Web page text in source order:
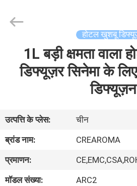
वीडियो
दिखाएँ
Market.
होटल खुशबू
1L बड़ी क्षमता वाला
डिफ्यूज़र सिनेमा के
डिफ्यूज़न
उत्पत्ति के प्लेस:
चीन
ब्रांड नाम:
CREAROMA
प्रमाणन:
मॉडल संख्या:
ARC2